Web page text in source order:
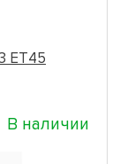
ET45
В наличии